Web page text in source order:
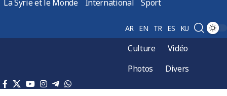
La Syrie et le Monde International Sport
AR EN TR ES KU
Culture
Vidéo
Photos
Divers